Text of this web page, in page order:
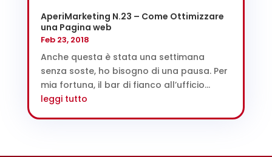
AperiMarketing N.23 – Come Ottimizzare
una Pagina web
Feb 23, 2018
Anche questa è stata una settimana
senza soste, ho bisogno di una pausa. Per
mia fortuna, il bar di fianco all’ufficio...
leggi tutto